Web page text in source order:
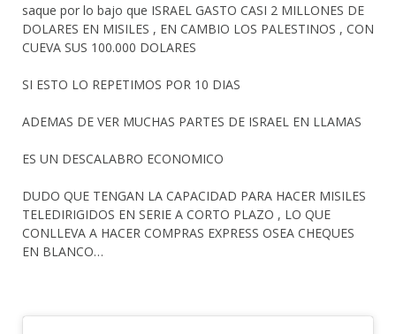
saque por lo bajo que ISRAEL GASTO CASI 2 MILLONES DE
DOLARES EN MISILES , EN CAMBIO LOS PALESTINOS , CON
CUEVA SUS 100.000 DOLARES
SI ESTO LO REPETIMOS POR 10 DIAS
ADEMAS DE VER MUCHAS PARTES DE ISRAEL EN LLAMAS
ES UN DESCALABRO ECONOMICO
DUDO QUE TENGAN LA CAPACIDAD PARA HACER MISILES
TELEDIRIGIDOS EN SERIE A CORTO PLAZO , LO QUE
CONLLEVA A HACER COMPRAS EXPRESS OSEA CHEQUES
EN BLANCO…